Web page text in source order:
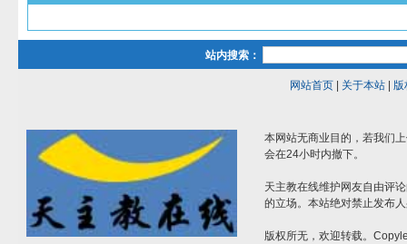
站内搜索：
网站首页| 关于本站| 版
本网站无商业目的，若我们
会在24小时内撤下。
天主教在线维护网友自由评
的立场。本站绝对禁止发布
版权所无，欢迎转载。